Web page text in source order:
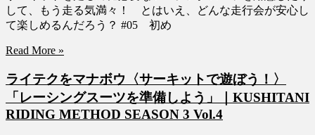
して、もう走る気満々！ とはいえ、どんな走行会が安心し
て楽しめるんだろう？ #05 初め
Read More »
ライテクをマナボウ〈サーキットで遊ぼう！〉
「レーシングスーツを準備しよう」｜KUSHITANI
RIDING METHOD SEASON 3 Vol.4